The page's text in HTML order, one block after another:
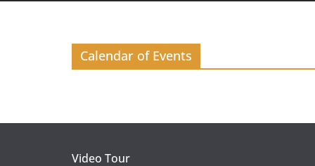
Calendar of Events
Video Tour